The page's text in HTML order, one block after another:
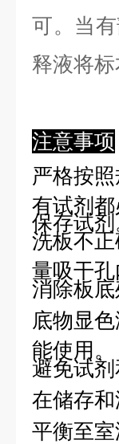
可。当
释液将
注意事项
严格按
有试剂
保存试剂
洗板不
量吸干孔
消除板
底物显
能使用。
避免试
在储存
平衡至